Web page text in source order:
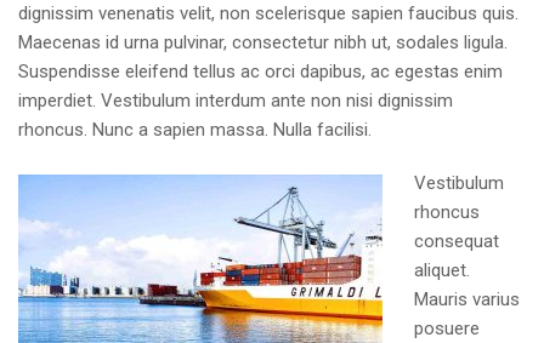
dignissim venenatis velit, non scelerisque sapien faucibus quis.
Maecenas id urna pulvinar, consectetur nibh ut, sodales ligula.
Suspendisse eleifend tellus ac orci dapibus, ac egestas enim
imperdiet. Vestibulum interdum ante non nisi dignissim
rhoncus. Nunc a sapien massa. Nulla facilisi.
Vestibulum
rhoncus
consequat
aliquet.
Mauris varius
posuere